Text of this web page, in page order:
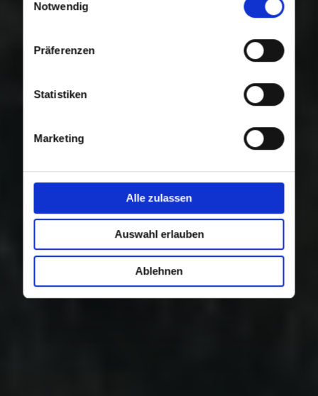
Nutzung der Dienste gesammelt haben.
Notwendig
Präferenzen
Statistiken
Marketing
Alle zulassen
Auswahl erlauben
Ablehnen